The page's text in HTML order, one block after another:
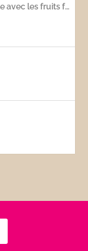
Porridge aux flocons d’avoine avec les fruits frais